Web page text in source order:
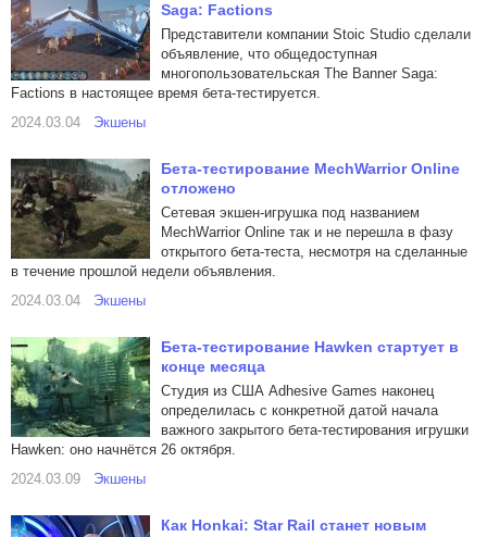
Saga: Factions
Представители компании Stoic Studio сделали
объявление, что общедоступная
многопользовательская The Banner Saga:
Factions в настоящее время бета-тестируется.
2024.03.04
Экшены
Бета-тестирование MechWarrior Online
отложено
Сетевая экшен-игрушка под названием
MechWarrior Online так и не перешла в фазу
открытого бета-теста, несмотря на сделанные
в течение прошлой недели объявления.
2024.03.04
Экшены
Бета-тестирование Hawken стартует в
конце месяца
Студия из США Adhesive Games наконец
определилась с конкретной датой начала
важного закрытого бета-тестирования игрушки
Hawken: оно начнётся 26 октября.
2024.03.09
Экшены
Как Honkai: Star Rail станет новым